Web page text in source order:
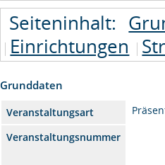
Seiteninhalt:
Einrichtungen
Grunddaten
Veranstaltungsart
Veranstaltungsnummer